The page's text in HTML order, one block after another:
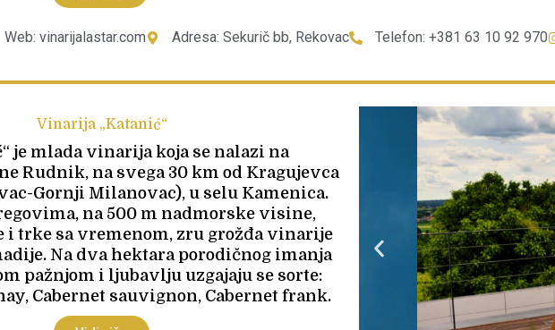
Web: vinarijalastar.com Adresa: Sekurič bb, Rekovac Telefon: +381 63 10 92 970
Vinarija „Katanić“
je mlada vinarija koja se nalazi na
Rudnik, na svega 30 km od Kragujevca
Gornji Milanovac), u selu Kamenica.
na 500 m nadmorske visine,
i trke sa vremenom, zru grožđa vinarije
Na dva hektara porodičnog imanja
pažnjom i ljubavlju uzgajaju se sorte:
Cabernet sauvignon, Cabernet frank.